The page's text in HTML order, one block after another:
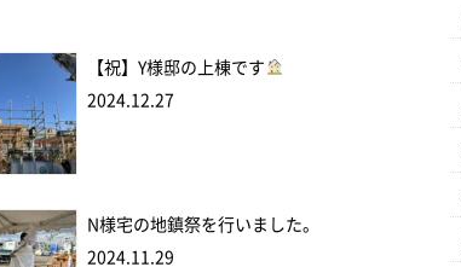
【祝】Y様邸の上棟です
2024.12.27
N様宅の地鎮祭を行いました。
2024.11.29